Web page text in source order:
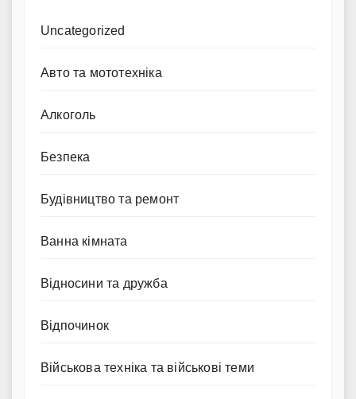
Uncategorized
Авто та мототехніка
Алкоголь
Безпека
Будівництво та ремонт
Ванна кімната
Відносини та дружба
Відпочинок
Військова техніка та військові теми